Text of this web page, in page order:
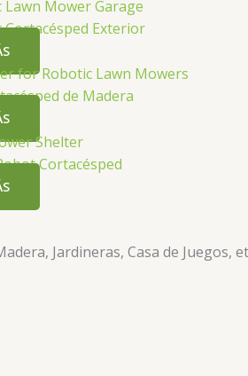
Cortacésped Exterior
de Madera
Cortacésped
Jardineras, Casa de Juegos,